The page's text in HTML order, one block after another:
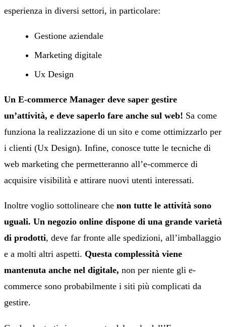
esperienza in diversi settori, in particolare:
Gestione aziendale
Marketing digitale
Ux Design
Un E-commerce Manager deve saper gestire
un’attività, e deve saperlo fare anche sul web! Sa come
funziona la realizzazione di un sito e come ottimizzarlo per
i clienti (Ux Design). Infine, conosce tutte le tecniche di
web marketing che permetteranno all’e-commerce di
acquisire visibilità e attirare nuovi utenti interessati.
Inoltre voglio sottolineare che non tutte le attività sono
uguali. Un negozio online dispone di una grande varietà
di prodotti, deve far fronte alle spedizioni, all’imballaggio
e a molti altri aspetti. Questa complessità viene
mantenuta anche nel digitale, non per niente gli e-
commerce sono probabilmente i siti più complicati da
gestire.